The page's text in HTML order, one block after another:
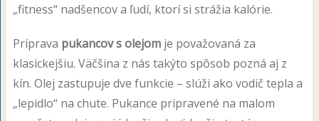
„fitness“ nadšencov a ľudí, ktorí si strážia kalórie.
Príprava pukancov s olejomje považovaná za
klasickejšiu. Väčšina z nás takýto spôsob pozná aj z
kín. Olej zastupuje dve funkcie – slúži ako vodič tepla a
„lepidlo“ na chute. Pukance pripravené na malom